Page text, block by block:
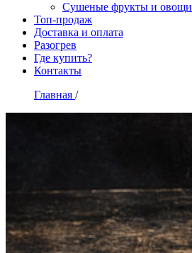
Сушеные фрукты и овощи
Топ-продаж
Доставка и оплата
Разогрев
Где купить?
Контакты
Главная /